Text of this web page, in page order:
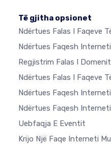
Të gjitha opsionet
Ndërtues Falas I Faqeve
Ndërtues Faqesh
Regjistrim Falas I Domenit
Ndërtues Falas I Faqeve
Ndërtues Faqesh
Ndërtues Faqesh
Uebfaqja E Eventit
Krijo Një Faqe Interneti